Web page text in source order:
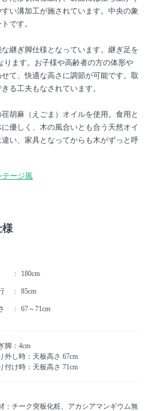
い溝加工が施されています。中央の象
です。
継ぎ脚仕様となっています。継ぎ足を
ります。お子様や高齢者の方の体形や
て、快適な高さに調節が可能です。取
る工夫もなされています。
胡麻（えごま）オイルを使用。食用と
優しく、木の風合いとも合う天然オイ
い、家具となってからも木がずっと呼
テージ風
様
180cm
85cm
67～71cm
脚：4cm
外し時：天板高さ 67cm
付け時：天板高さ 71cm
：チーク突板化粧、アカシアマンギウム無